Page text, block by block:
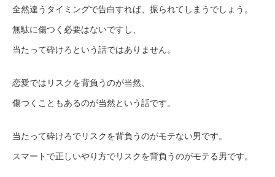
全然違うタイミングで告白すれば、振られてしまうでしょう。
無駄に傷つく必要はないですし、
当たって砕けろという話ではありません。
恋愛ではリスクを背負うのが当然、
傷つくこともあるのが当然という話です。
当たって砕けろでリスクを背負うのがモテない男です。
スマートで正しいやり方でリスクを背負うのがモテる男です。